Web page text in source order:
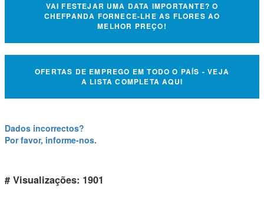
VAI FESTEJAR UMA DATA IMPORTANTE? O
CHEFPANDA FORNECE-LHE AS FLORES AO
MELHOR PREÇO!
OFERTAS DE EMPREGO EM TODO O PAÍS - VEJA
A LISTA COMPLETA AQUI
Dados incorrectos?
Por favor, informe-nos.
# Visualizações: 1901